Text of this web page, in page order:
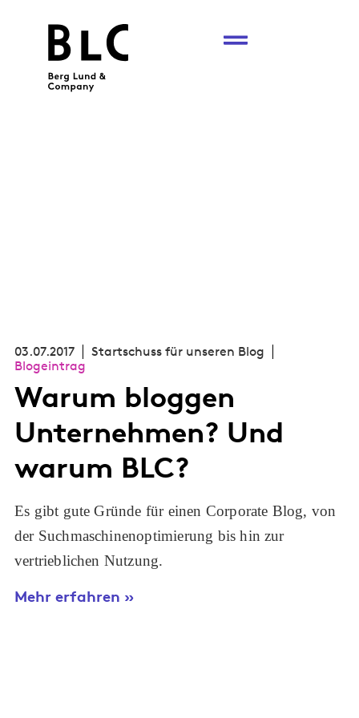
03.07.2017
Startschuss für unseren Blog
Blogeintrag
Warum bloggen
Unternehmen? Und
warum BLC?
Es gibt gute Gründe für einen Corporate Blog, von
der Suchmaschinenoptimierung bis hin zur
vertrieblichen Nutzung.
Mehr erfahren »